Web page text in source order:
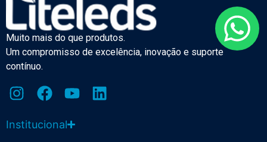
Muito mais do que produtos.
Um compromisso de excelência, inovação e suporte
contínuo.
Institucional